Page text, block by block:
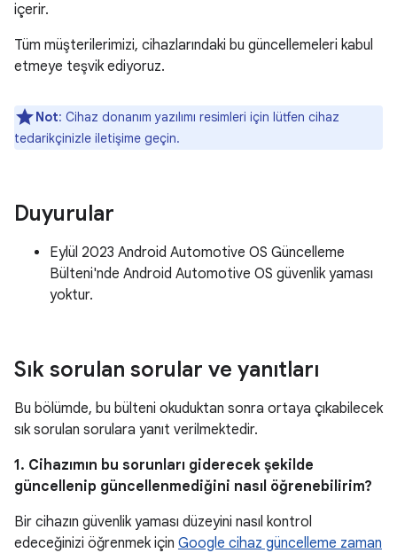
içerir.
Tüm müşterilerimizi, cihazlarındaki bu güncellemeleri kabul
etmeye teşvik ediyoruz.
Not: Cihaz donanım yazılımı resimleri için lütfen cihaz
tedarikçinizle iletişime geçin.
Duyurular
Eylül 2023 Android Automotive OS Güncelleme
Bülteni'nde Android Automotive OS güvenlik yaması
yoktur.
Sık sorulan sorular ve yanıtları
Bu bölümde, bu bülteni okuduktan sonra ortaya çıkabilecek
sık sorulan sorulara yanıt verilmektedir.
1. Cihazımın bu sorunları giderecek şekilde
güncellenip güncellenmediğini nasıl öğrenebilirim?
Bir cihazın güvenlik yaması düzeyini nasıl kontrol
edeceğinizi öğrenmek için Google cihaz güncelleme zaman